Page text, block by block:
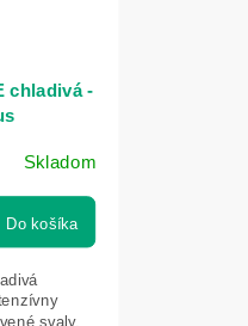
chladivá -
Skladom
Do košíka
svaly,